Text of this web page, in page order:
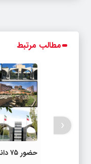
مطالب مرتبط
حضور ۷۵ دانشگاه ایرانی در تایمز ۲۰۲۷
‹